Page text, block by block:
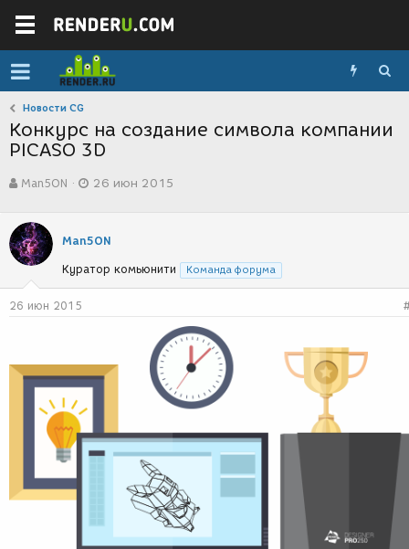
Новости CG
Конкурс на создание символа компании
PICASO 3D
в
о
р
т
е
м
ы
Man5ON
а
с
з
д
26 июн 2015
Man5ON
Куратор комьюнити Команда форума
26 июн 2015